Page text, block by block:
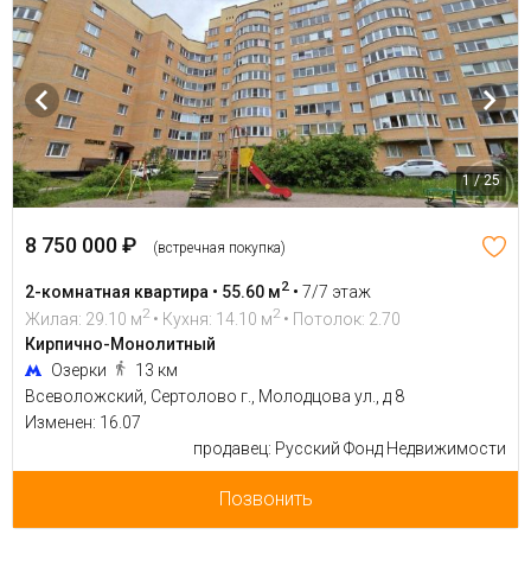
1 / 25
8 750 000 ₽ (встречная покупка)
2-комнатная квартира • 55.60 м2 • 7/7 этаж
Жилая: 29.10 м2 • Кухня: 14.10 м2 • Потолок: 2.70
Кирпично-Монолитный
Озерки
13 км
Всеволожский, Сертолово г., Молодцова ул., д 8
Изменен: 16.07
продавец: Русский Фонд Недвижимости
Позвонить